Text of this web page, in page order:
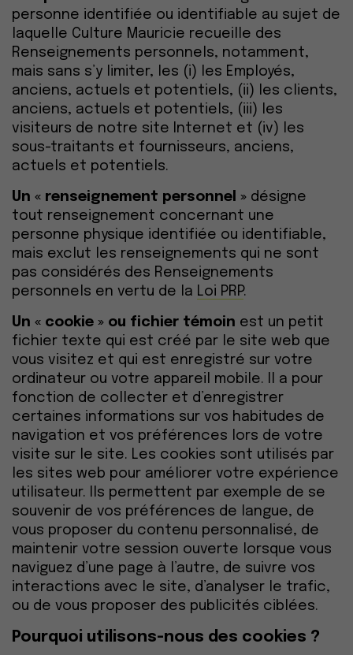
personne identifiée ou identifiable au sujet de
laquelle Culture Mauricie recueille des
Renseignements personnels, notamment,
mais sans s’y limiter, les (i) les Employés,
anciens, actuels et potentiels, (ii) les clients,
anciens, actuels et potentiels, (iii) les
visiteurs de notre site Internet et (iv) les
sous-traitants et fournisseurs, anciens,
actuels et potentiels.
Un « renseignement personnel » désigne
tout renseignement concernant une
personne physique identifiée ou identifiable,
mais exclut les renseignements qui ne sont
pas considérés des Renseignements
personnels en vertu de la Loi PRP.
Un « cookie » ou fichier témoin est un petit
fichier texte qui est créé par le site web que
vous visitez et qui est enregistré sur votre
ordinateur ou votre appareil mobile. Il a pour
fonction de collecter et d’enregistrer
certaines informations sur vos habitudes de
navigation et vos préférences lors de votre
visite sur le site. Les cookies sont utilisés par
les sites web pour améliorer votre expérience
utilisateur. Ils permettent par exemple de se
souvenir de vos préférences de langue, de
vous proposer du contenu personnalisé, de
maintenir votre session ouverte lorsque vous
naviguez d’une page à l’autre, de suivre vos
interactions avec le site, d’analyser le trafic,
ou de vous proposer des publicités ciblées.
Pourquoi utilisons-nous des cookies ?